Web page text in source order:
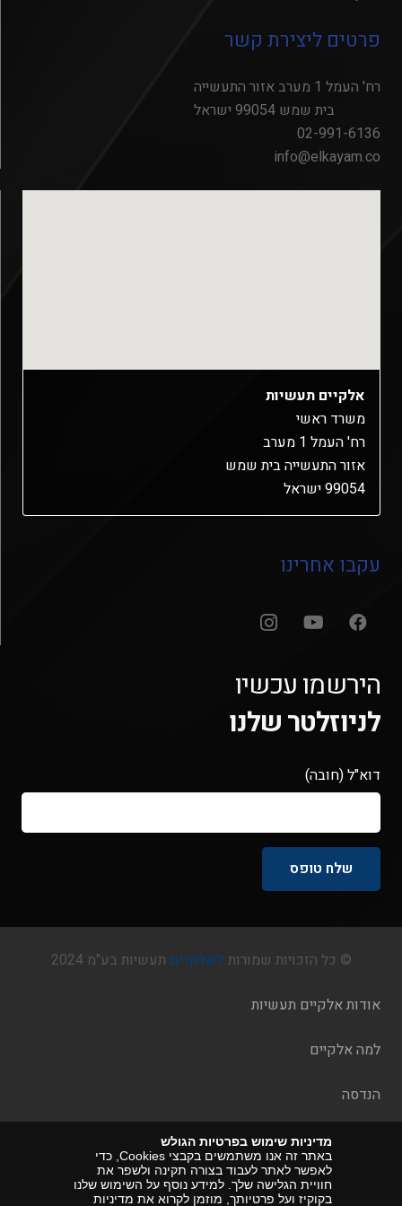
פרטים ליצירת קשר
רח' העמל 1 מערב אזור התעשייה
בית שמש 99054 ישראל
02-991-6136
info@elkayam.co
אלקיים תעשיות
משרד ראשי
רח' העמל 1 מערב
אזור התעשייה בית שמש
99054 ישראל
עקבו אחרינו
הירשמו עכשיו
לניוזלטר שלנו
דוא"ל (חובה)
© כל הזכויות שמורותלאלקיים תעשיות בע"מ 2024
אודות אלקיים תעשיות
למה אלקיים
הנדסה
מדיניות פרטיות
צור-קשר
מדיניות שימוש בפרטיות הגולש
באתר זה אנו משתמשים בקבצי Cookies, כדי
לאפשר לאתר לעבוד בצורה תקינה ולשפר את
חוויית הגלישה שלך. למידע נוסף על השימוש שלנו
בקוקיז ועל פרטיותך, מוזמן לקרוא את מדיניות